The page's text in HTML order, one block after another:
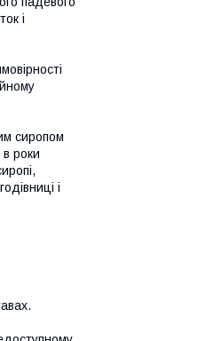
і
сиропом
в роки
і